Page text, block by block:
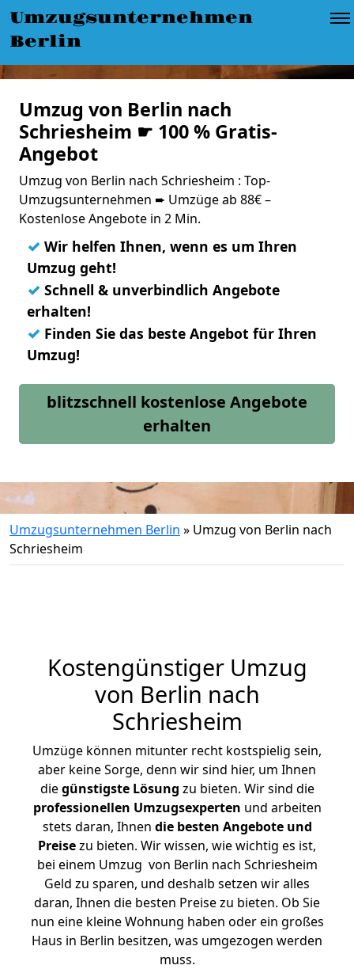
Umzugsunternehmen
Berlin
Umzug von Berlin nach
Schriesheim ☛ 100 % Gratis-
Angebot
Umzug von Berlin nach Schriesheim : Top-
Umzugsunternehmen ➨ Umzüge ab 88€ –
Kostenlose Angebote in 2 Min.
✓ Wir helfen Ihnen, wenn es um Ihren
Umzug geht!
✓ Schnell & unverbindlich Angebote
erhalten!
✓ Finden Sie das beste Angebot für Ihren
Umzug!
blitzschnell kostenlose Angebote
erhalten
Umzugsunternehmen Berlin » Umzug von Berlin nach
Schriesheim
Kostengünstiger Umzug
von Berlin nach
Schriesheim
Umzüge können mitunter recht kostspielig sein,
aber keine Sorge, denn wir sind hier, um Ihnen
diegünstigste Lösung zu bieten. Wir sind die
professionellen Umzugsexperten und arbeiten
stets daran, Ihnen die besten Angebote und
Preisezu bieten. Wir wissen, wie wichtig es ist,
bei einem Umzug von Berlin nach Schriesheim
Geld zu sparen, und deshalb setzen wir alles
daran, Ihnen die besten Preise zu bieten. Ob Sie
nun eine kleine Wohnung haben oder ein großes
Haus in Berlin besitzen, was umgezogen werden
muss.